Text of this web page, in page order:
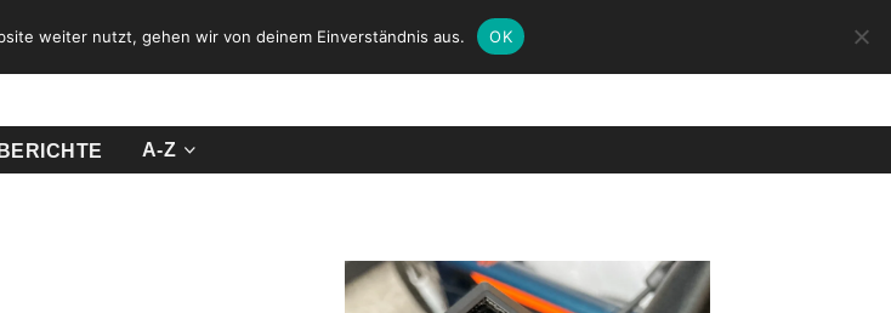
A-Z
weiter nutzt, gehen wir von deinem Einverständnis aus. OK